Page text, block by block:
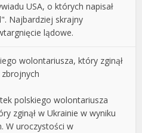
USA, o których napisał
Najbardziej skrajny
lądowe.
wolontariusza, który zginął
polskiego wolontariusza
zginął w Ukrainie w wyniku
W uroczystości w